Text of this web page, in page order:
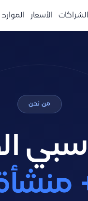
الشراكات الأسعار الموارد
من نحن